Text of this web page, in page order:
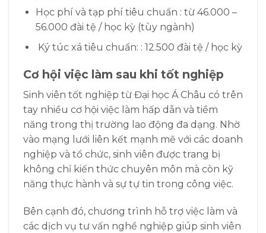
Học phí và tạp phí tiêu chuẩn : từ 46.000 –
56.000 đài tệ / học kỳ (tùy ngành)
Ký túc xá tiêu chuẩn: : 12.500 đài tệ / học kỳ
Cơ hội việc làm sau khi tốt nghiệp
Sinh viên tốt nghiệp từ Đại học Á Châu có trên
tay nhiều cơ hội việc làm hấp dẫn và tiềm
năng trong thị trường lao động đa dạng. Nhờ
vào mạng lưới liên kết mạnh mẽ với các doanh
nghiệp và tổ chức, sinh viên được trang bị
không chỉ kiến thức chuyên môn mà còn kỹ
năng thực hành và sự tự tin trong công việc.
Bên cạnh đó, chương trình hỗ trợ việc làm và
các dịch vụ tư vấn nghề nghiệp giúp sinh viên